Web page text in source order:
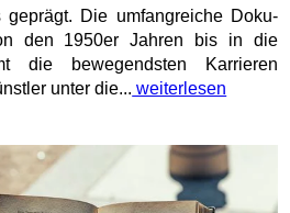
Die umfangreiche Doku-
den 1950er Jahren bis in die
die bewegendsten Karrieren
unter die... weiterlesen